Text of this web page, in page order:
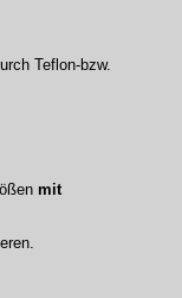
Teflon-bzw.
mit